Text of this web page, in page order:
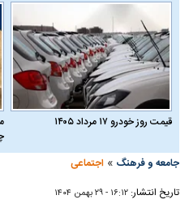
قیمت روز خودرو ۱۷ مرداد ۱۴۰۵
جامعه و فرهنگ »اجتماعی
تاریخ انتشار:۱۶:۱۲ - ۲۹ بهمن ۱۴۰۴